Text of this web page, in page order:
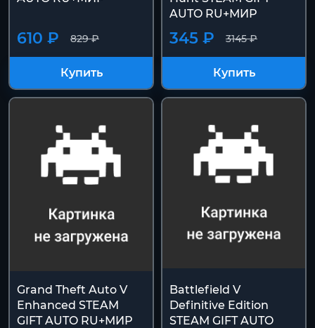
829 ₽
610 ₽
Купить
Hunt STEAM GIFT
AUTO RU+МИР
3145 ₽
345 ₽
Купить
Grand Theft Auto V
Enhanced STEAM
Battlefield V
Definitive Edition